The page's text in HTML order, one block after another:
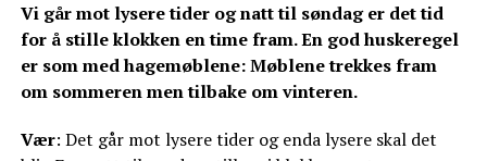
Vi går mot lysere tider og natt til søndag er det tid
for å stille klokken en time fram. En god huskeregel
er som med hagemøblene: Møblene trekkes fram
om sommeren men tilbake om vinteren.
Vær: Det går mot lysere tider og enda lysere skal det